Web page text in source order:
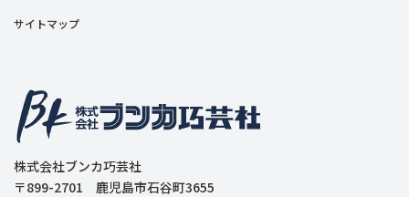
サイトマップ
株式会社ブンカ巧芸社
〒899-2701 鹿児島市石谷町3655